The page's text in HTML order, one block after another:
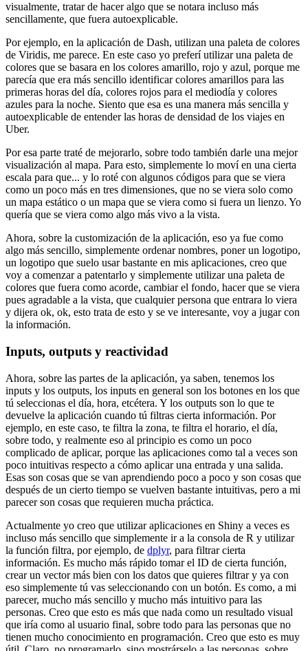
visualmente, tratar de hacer algo que se notara incluso más
sencillamente, que fuera autoexplicable.
Por ejemplo, en la aplicación de Dash, utilizan una paleta de colores
de Viridis, me parece. En este caso yo preferí utilizar una paleta de
colores que se basara en los colores amarillo, rojo y azul, porque me
parecía que era más sencillo identificar colores amarillos para las
primeras horas del día, colores rojos para el mediodía y colores
azules para la noche. Siento que esa es una manera más sencilla y
autoexplicable de entender las horas de densidad de los viajes en
Uber.
Por esa parte traté de mejorarlo, sobre todo también darle una mejor
visualización al mapa. Para esto, simplemente lo moví en una cierta
escala para que... y lo roté con algunos códigos para que se viera
como un poco más en tres dimensiones, que no se viera solo como
un mapa estático o un mapa que se viera como si fuera un lienzo. Yo
quería que se viera como algo más vivo a la vista.
Ahora, sobre la customización de la aplicación, eso ya fue como
algo más sencillo, simplemente ordenar nombres, poner un logotipo,
un logotipo que suelo usar bastante en mis aplicaciones, creo que
voy a comenzar a patentarlo y simplemente utilizar una paleta de
colores que fuera como acorde, cambiar el fondo, hacer que se viera
pues agradable a la vista, que cualquier persona que entrara lo viera
y dijera ok, ok, esto trata de esto y se ve interesante, voy a jugar con
la información.
Inputs, outputs y reactividad
Ahora, sobre las partes de la aplicación, ya saben, tenemos los
inputs y los outputs, los inputs en general son los botones en los que
tú seleccionas el día, hora, etcétera. Y los outputs son lo que te
devuelve la aplicación cuando tú filtras cierta información. Por
ejemplo, en este caso, te filtra la zona, te filtra el horario, el día,
sobre todo, y realmente eso al principio es como un poco
complicado de aplicar, porque las aplicaciones como tal a veces son
poco intuitivas respecto a cómo aplicar una entrada y una salida.
Esas son cosas que se van aprendiendo poco a poco y son cosas que
después de un cierto tiempo se vuelven bastante intuitivas, pero a mi
parecer son cosas que requieren mucha práctica.
Actualmente yo creo que utilizar aplicaciones en Shiny a veces es
incluso más sencillo que simplemente ir a la consola de R y utilizar
la función filtra, por ejemplo, de dplyr, para filtrar cierta
información. Es mucho más rápido tomar el ID de cierta función,
crear un vector más bien con los datos que quieres filtrar y ya con
eso simplemente tú vas seleccionando con un botón. Es como, a mi
parecer, mucho más sencillo y mucho más intuitivo para las
personas. Creo que esto es más que nada como un resultado visual
que iría como al usuario final, sobre todo para las personas que no
tienen mucho conocimiento en programación. Creo que esto es muy